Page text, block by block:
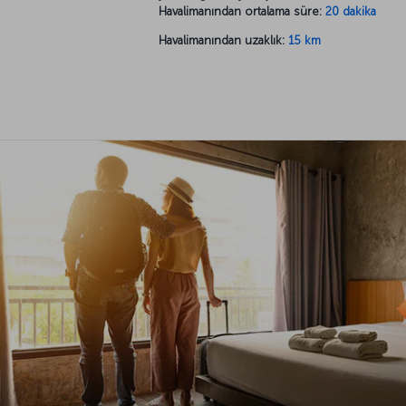
Havalimanından ortalama süre: 20 dakika
Havalimanından uzaklık: 15 km